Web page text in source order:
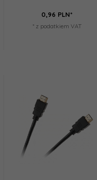
0,96 PLN*
* z podatkiem VAT